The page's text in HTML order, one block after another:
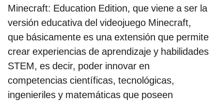
Minecraft: Education Edition, que viene a ser la
versión educativa del videojuego Minecraft,
que básicamente es una extensión que permite
crear experiencias de aprendizaje y habilidades
STEM, es decir, poder innovar en
competencias científicas, tecnológicas,
ingenieriles y matemáticas que poseen